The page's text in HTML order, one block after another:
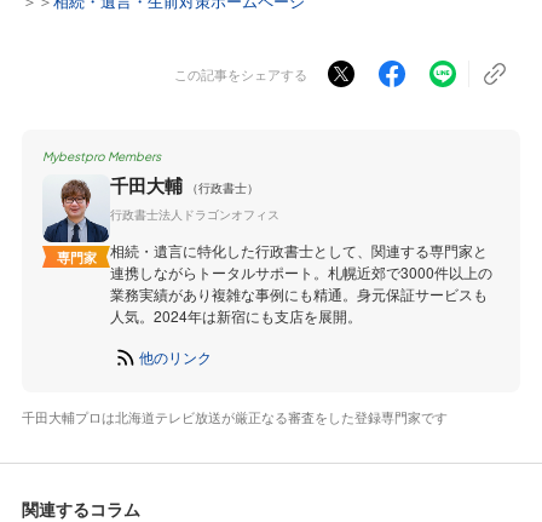
この記事をシェアする
Mybestpro Members
専門家
千田大輔
（行政書士）
行政書士法人ドラゴンオフィス
相続・遺言に特化した行政書士として、関連する専門家と
連携しながらトータルサポート。札幌近郊で3000件以上の
業務実績があり複雑な事例にも精通。身元保証サービスも
人気。2024年は新宿にも支店を展開。
他のリンク
千田大輔プロは北海道テレビ放送が厳正なる審査をした登録専門家です
関連するコラム